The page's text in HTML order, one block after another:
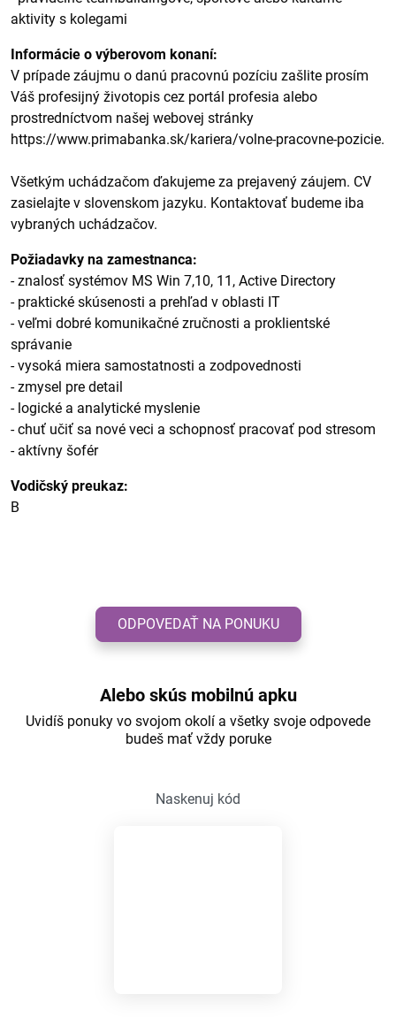
aktivity s kolegami
Informácie o výberovom konaní:
V prípade záujmu o danú pracovnú pozíciu zašlite prosím
Váš profesijný životopis cez portál profesia alebo
prostredníctvom našej webovej stránky
https://www.primabanka.sk/kariera/volne-pracovne-pozicie.
Všetkým uchádzačom ďakujeme za prejavený záujem. CV
zasielajte v slovenskom jazyku. Kontaktovať budeme iba
vybraných uchádzačov.
Požiadavky na zamestnanca:
- znalosť systémov MS Win 7,10, 11, Active Directory
- praktické skúsenosti a prehľad v oblasti IT
- veľmi dobré komunikačné zručnosti a proklientské
správanie
- vysoká miera samostatnosti a zodpovednosti
- zmysel pre detail
- logické a analytické myslenie
- chuť učiť sa nové veci a schopnosť pracovať pod stresom
- aktívny šofér
Vodičský preukaz:
B
ODPOVEDAŤ NA PONUKU
Alebo skús mobilnú apku
Uvidíš ponuky vo svojom okolí a všetky svoje odpovede
budeš mať vždy poruke
Naskenuj kód